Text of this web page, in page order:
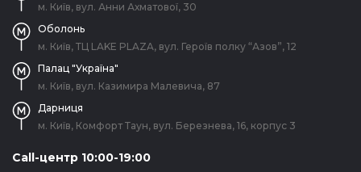
м. Київ, вул. Анни Ахматової, 30
Оболонь
м. Київ, ТЦ LAKE PLAZA, вул. Героїв полку “Азов”, 12
Палац "Україна"
м. Київ, вул. Казимира Малевича, 87
Дарниця
м. Київ, Комфорт Таун, вул. Березнева, 16, корпус 3
Call-центр 10:00-19:00